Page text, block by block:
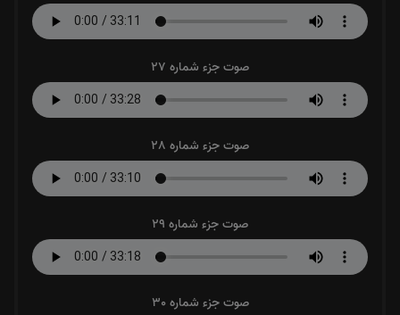
صوت جزء شماره 27
صوت جزء شماره 28
صوت جزء شماره 29
صوت جزء شماره 30